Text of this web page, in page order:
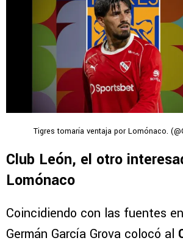
Tigres tomaría ventaja por Lomónaco.
Club León, el otro
Lomónaco